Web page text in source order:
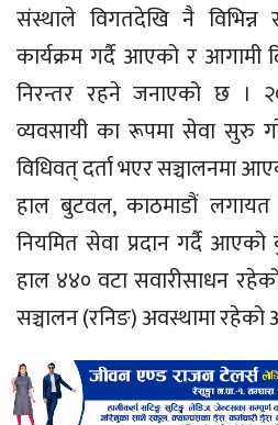
संस्थाले विगतदेखि नै विभिन्न
कार्यक्रम गर्दै आएको र आगामी
निरन्तर रहने जनाएको छ ।
व्यवसायी का रूपमा सेवा सुरु
विधिवत् दर्ता भएर सञ्चालनमा
हाल बुटवल, काठमाडौं
नियमित सेवा प्रदान गर्दै
हाल ४४० वटा सवारीसाधन
सञ्चालन (रनिङ) अवस्थामा रहेको